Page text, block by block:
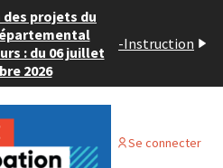
projets du
: du 06 juillet
2026
-Instruction
Se connecter